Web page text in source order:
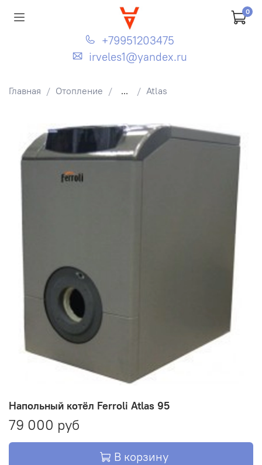
0
+79951203475
irveles1@yandex.ru
Главная Отопление ... Atlas
Напольный котёл Ferroli Atlas 95
79 000 руб
В корзину